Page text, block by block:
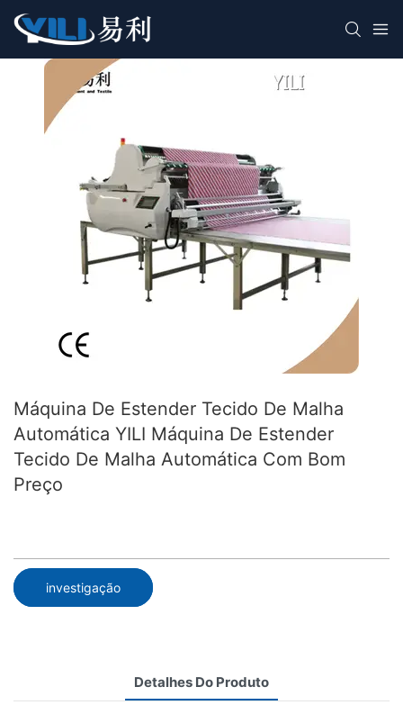
Máquina De Estender Tecido De Malha
Automática YILI Máquina De Estender
Tecido De Malha Automática Com Bom
Preço
investigação
Detalhes Do Produto